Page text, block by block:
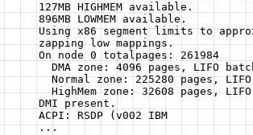
127MB HIGHMEM available.
896MB LOWMEM available.
Using x86 segment limits to
zapping low mappings.
On node 0 totalpages: 261984
DMA zone: 4096 pages, LIFO
Normal zone: 225280 pages,
HighMem zone: 32608 pages,
DMI present.
ACPI: RSDP (v002 IBM
...